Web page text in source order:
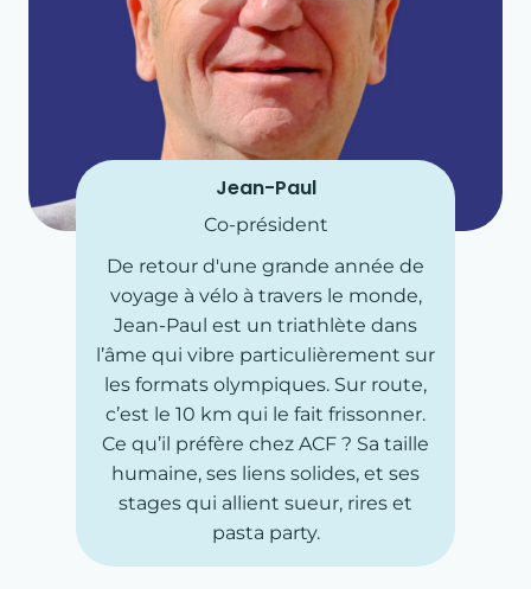
Jean-Paul
Co-président
De retour d'une grande année de
voyage à vélo à travers le monde,
Jean-Paul est un triathlète dans
l’âme qui vibre particulièrement sur
les formats olympiques. Sur route,
c’est le 10 km qui le fait frissonner.
Ce qu’il préfère chez ACF ? Sa taille
humaine, ses liens solides, et ses
stages qui allient sueur, rires et
pasta party.